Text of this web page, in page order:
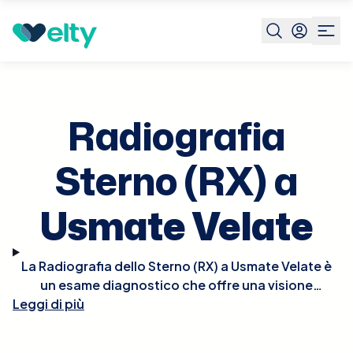
Prenota visita Usmate Velate
Radiografia
Sterno (RX) a
Usmate Velate
La Radiografia dello Sterno (RX) a Usmate Velate è
un esame diagnostico che offre una visione
dettagliata dello sterno, essenziale per valutare
Leggi di più